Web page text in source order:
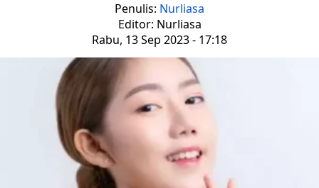
Penulis: Nurliasa
Editor: Nurliasa
Rabu, 13 Sep 2023 - 17:18